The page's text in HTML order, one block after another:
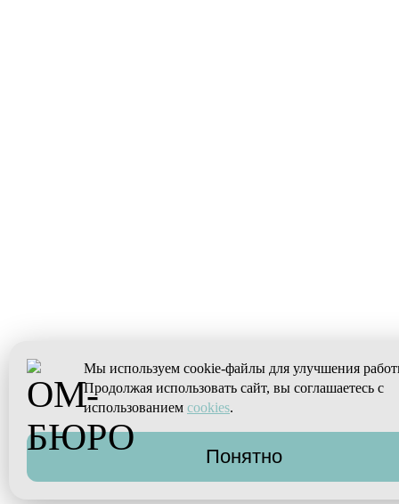
Мы используем cookie-файлы для улучшения
Продолжая использовать сайт, вы соглашаетесь с
использованием cookies.
Понятно